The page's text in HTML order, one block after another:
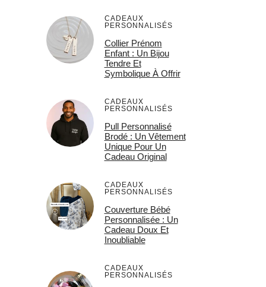
CADEAUX
PERSONNALISÉS
Collier Prénom
Enfant : Un Bijou
Tendre Et
Symbolique À Offrir
CADEAUX
PERSONNALISÉS
Pull Personnalisé
Brodé : Un Vêtement
Unique Pour Un
Cadeau Original
CADEAUX
PERSONNALISÉS
Couverture Bébé
Personnalisée : Un
Cadeau Doux Et
Inoubliable
CADEAUX
PERSONNALISÉS